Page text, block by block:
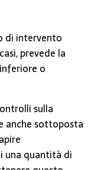
di intervento
prevede la
o
sulla
anche sottoposta
una quantità di